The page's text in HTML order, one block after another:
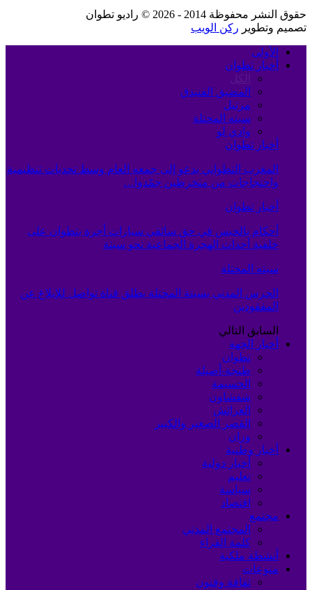
حقوق النشر محفوظة 2014 - 2026 © راديو تطوان
تصميم وتطوير ركن الويب
الأولى
أخبار تطوان
الكل
المضيق الفنيدق
مرتيل
سبته المحتلة
وادي لو
أخبار تطوان
المغرب التطواني يدعو إلى جمعه العام وسط تحديات تنظيمية
واحتجاجات من منخرطين جمّدوا…
أخبار تطوان
أحكام بالحبس في حق سائقي سيارات أجرة بتطوان على
خلفية أحداث الهجرة الجماعية نحو سبتة
سبته المحتلة
الحرس المدني بسبتة المحتلة يطلق قناة تواصل للإبلاغ عن
المفقودين
السابق التالي
أخبار الجهة
تطوان
طنجة-أصيلة
الحسيمة
شفشاون
العرائش
القصر الصغير والكبير
وزان
أخبار وطنية
أخبار دولية
تعليم
سياسة
اقتصاد
مجتمع
المجتمع المدني
كلمة القراء
أنشطة ملكية
منوعات
ثقافة وفنون